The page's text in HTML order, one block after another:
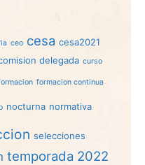
ceo cesa cesa2021
delegada curso
formacion continua
nocturna normativa
selecciones
temporada 2022